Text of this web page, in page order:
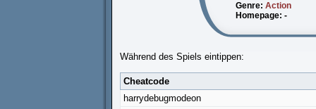
Genre: Action
Homepage: -
Während des Spiels eintippen:
Cheatcode
harrydebugmodeon